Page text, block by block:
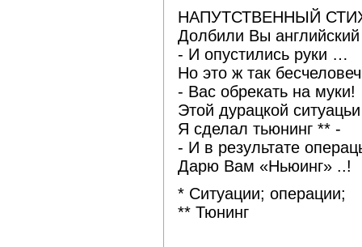
НАПУТСТВЕННЫЙ
Долбили Вы
- И опустились руки …
Но это ж так
- Вас обрекать на муки!
Этой дурацкой
Я сделал тьюнинг ** -
- И в результате
Дарю Вам «Ньюинг» ..!
* Ситуации; операции;
** Тюнинг